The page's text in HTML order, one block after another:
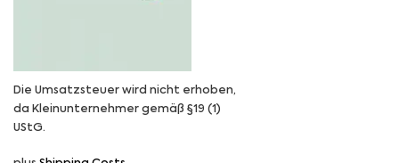
Die Umsatzsteuer wird nicht erhoben,
da Kleinunternehmer gemäß §19 (1)
UStG.